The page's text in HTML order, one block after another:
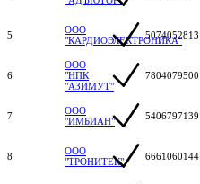
5
ООО
"КАРДИОЭЛЕКТРОНИКА"
5074052813
6
ООО
"НПК
"АЗИМУТ"
7804079500
7
ООО
"ИМБИАН"
5406797139
8
ООО
"ТРОНИТЕК"
6661060144